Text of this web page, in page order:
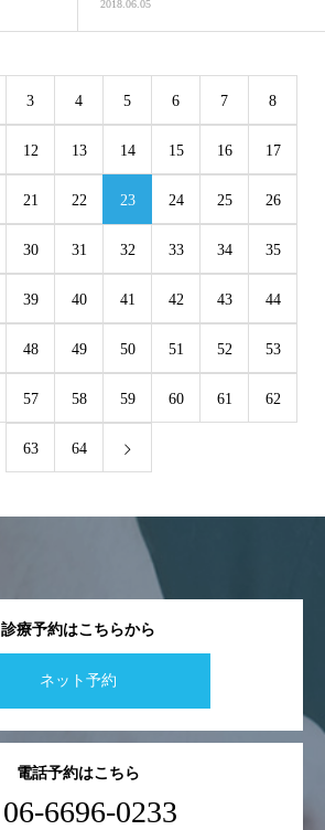
2018.06.05
3 4 5 6 7 8
12 13 14 15 16 17
21 22 23 24 25 26
30 31 32 33 34 35
39 40 41 42 43 44
48 49 50 51 52 53
57 58 59 60 61 62
63 64
診療予約はこちらから
ネット予約
電話予約はこちら
06-6696-0233